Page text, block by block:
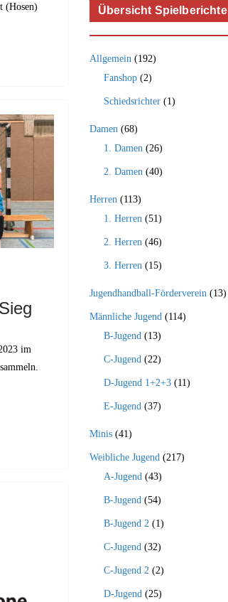
(Hosen)
im
Übersicht Spielberichte
Allgemein (192)
Fanshop (2)
Schiedsrichter (1)
Damen (68)
1. Damen (26)
2. Damen (40)
Herren (113)
1. Herren (51)
2. Herren (46)
3. Herren (15)
Jugendhandball-Förderverein (13)
Männliche Jugend (114)
B-Jugend (13)
C-Jugend (22)
D-Jugend 1+2+3 (11)
E-Jugend (37)
Minis (41)
Weibliche Jugend (217)
A-Jugend (43)
B-Jugend (54)
B-Jugend 2 (1)
C-Jugend (32)
C-Jugend 2 (2)
D-Jugend (25)